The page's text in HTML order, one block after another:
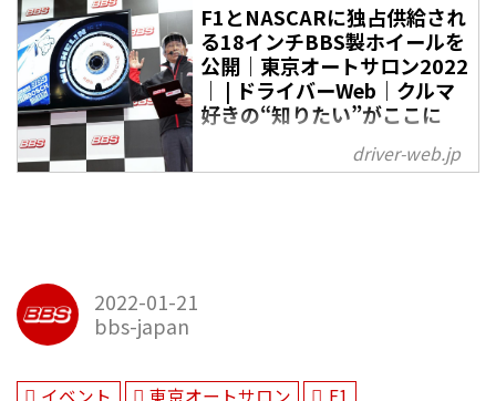
F1とNASCARに独占供給され
る18インチBBS製ホイールを
公開｜東京オートサロン2022
｜ | ドライバーWeb｜クルマ
好きの“知りたい”がここに
F1用ホイールも市販用もメイドイ
ン富山オートサロン2022のBBS
driver-web.jp
2022-01-21
bbs-japan
イベント 東京オートサロン
F1